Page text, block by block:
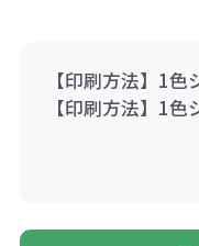
【印刷方法】1
【印刷方法】1